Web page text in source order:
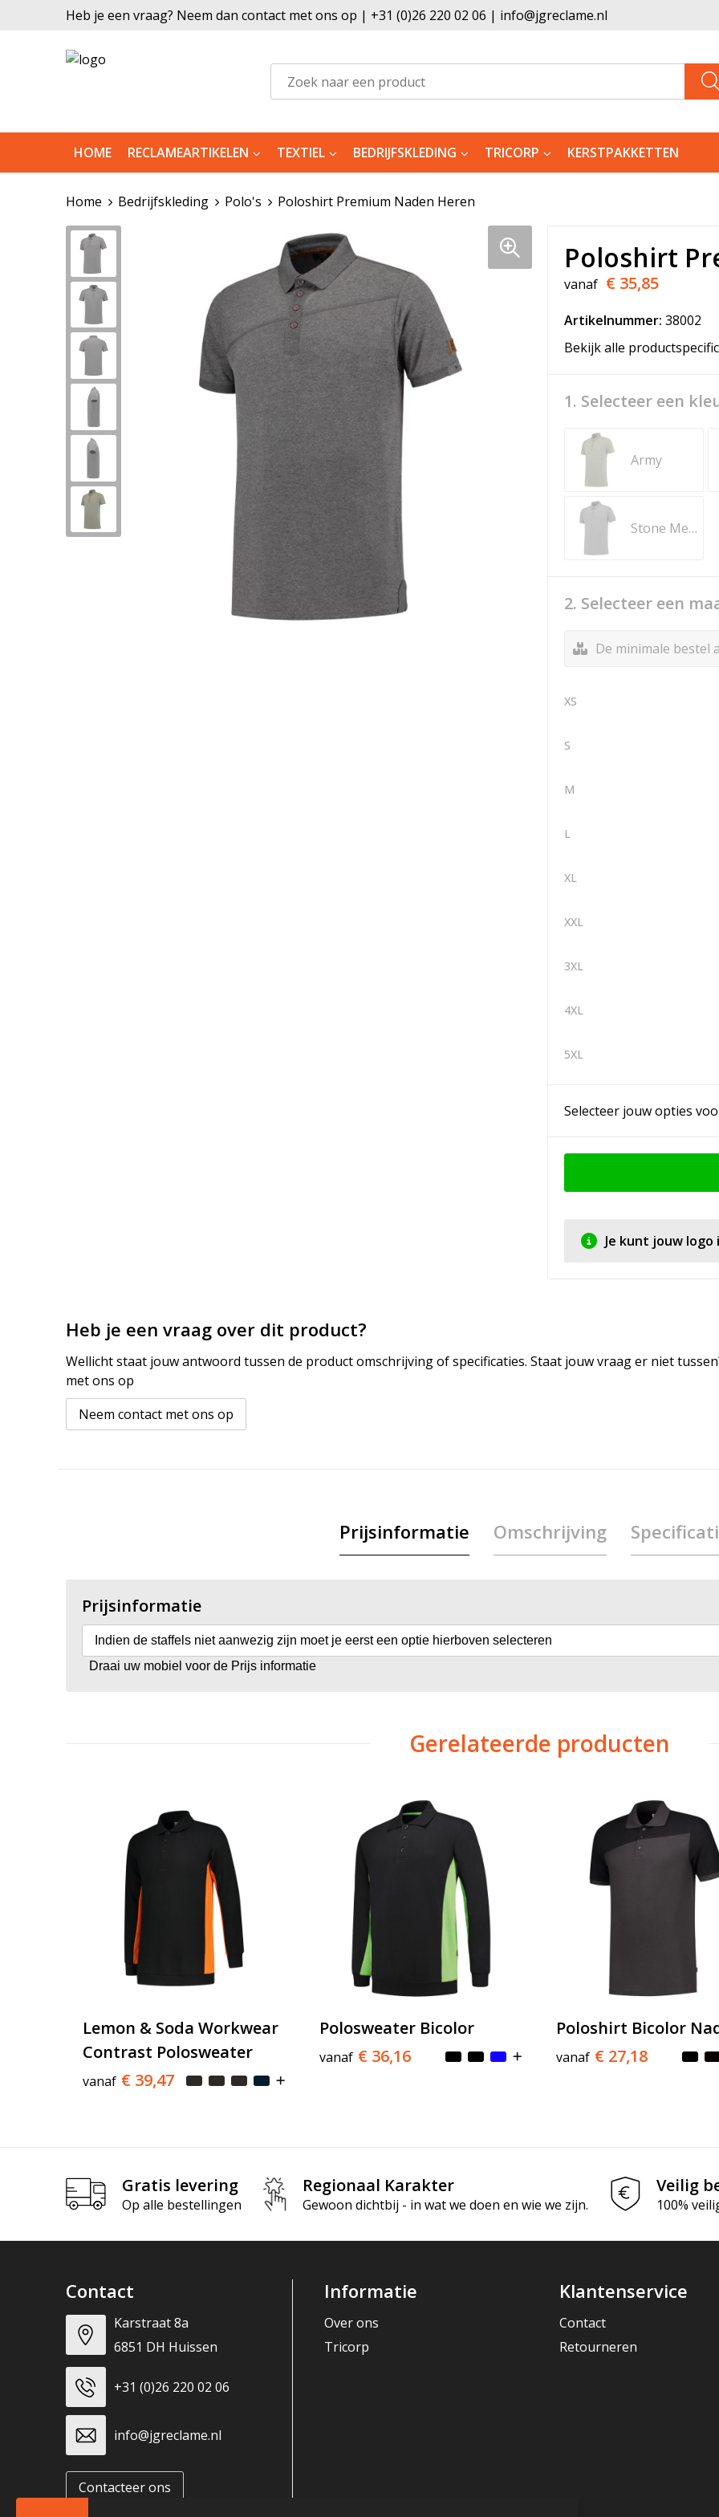
Heb je een vraag? Neem dan contact met ons op | +31 (0)26 220 02 06 | info@jgreclame.nl
HOME RECLAMEARTIKELEN TEXTIEL BEDRIJFSKLEDING TRICORP KERSTPAKKETTEN
Home Bedrijfskleding Polo's Poloshirt Premium Naden Heren
Poloshirt
vanaf € 35,85
Artikelnummer: 38002
Bekijk alle
1. Selecteer een
Army
Stone Melange
2. Selecteer een
De minimale bestel
XS
S
M
L
XL
XXL
3XL
4XL
5XL
Selecteer jouw opties
Je kunt jouw
Heb je een vraag over dit product?
Wellicht staat jouw antwoord tussen de product omschrijving of specificaties. Staat jouw vraag er niet
met ons op
Neem contact met ons op
Prijsinformatie Omschrijving
Prijsinformatie
Indien de staffels niet aanwezig zijn moet je eerst een optie hierboven selecteren
Draai uw mobiel voor de Prijs informatie
Gerelateerde producten
Lemon & Soda Workwear
Contrast Polosweater
vanaf € 39,47
Polosweater Bicolor
vanaf € 36,16
Poloshirt Bicolor
vanaf € 27,18
Gratis levering
Op alle bestellingen
Regionaal Karakter
Gewoon dichtbij - in wat we doen en wie we zijn.
Veilig
100%
Contact
Karstraat 8a
6851 DH Huissen
+31 (0)26 220 02 06
info@jgreclame.nl
Contacteer ons
Informatie
Over ons
Tricorp
Klantenservice
Contact
Retourneren